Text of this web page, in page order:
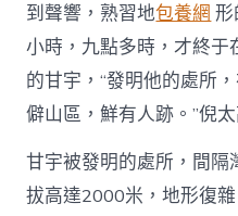
到聲響，熟習地包養網 形
小時，九點多時，才終
的甘宇，“發明他的處所
僻山區，鮮有人跡。”倪太
甘宇被發明的處所，間
拔高達2000米，地形復